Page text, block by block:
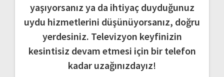
yaşıyorsanız ya da ihtiyaç duyduğunuz
uydu hizmetlerini düşünüyorsanız, doğru
yerdesiniz. Televizyon keyfinizin
kesintisiz devam etmesi için bir telefon
kadar uzağınızdayız!